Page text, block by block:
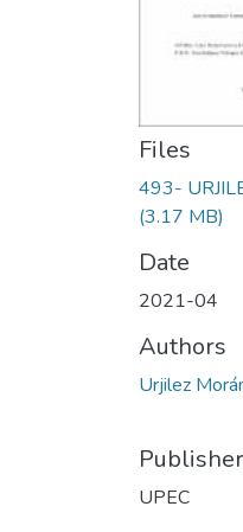
Files
493-
(3.17 MB)
Date
2021-04
Authors
Urjilez
Publisher
UPEC